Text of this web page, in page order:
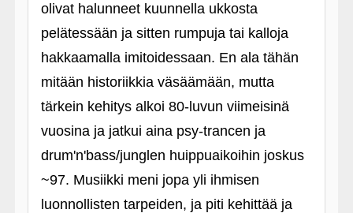
olivat halunneet kuunnella ukkosta
pelätessään ja sitten rumpuja tai kalloja
hakkaamalla imitoidessaan. En ala tähän
mitään historiikkia väsäämään, mutta
tärkein kehitys alkoi 80-luvun viimeisinä
vuosina ja jatkui aina psy-trancen ja
drum'n'bass/junglen huippuaikoihin joskus
~97. Musiikki meni jopa yli ihmisen
luonnollisten tarpeiden, ja piti kehittää ja